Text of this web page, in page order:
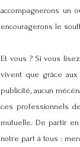
accompagnerons un
encouragerons le
Et vous ? Si vous
vivent que grâce
publicité, aucun
ces professionnels
mutuelle. De partir en
notre part à tous :